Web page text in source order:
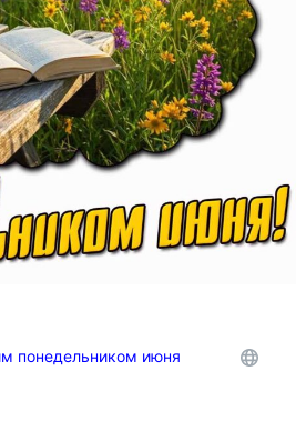
понедельником июня